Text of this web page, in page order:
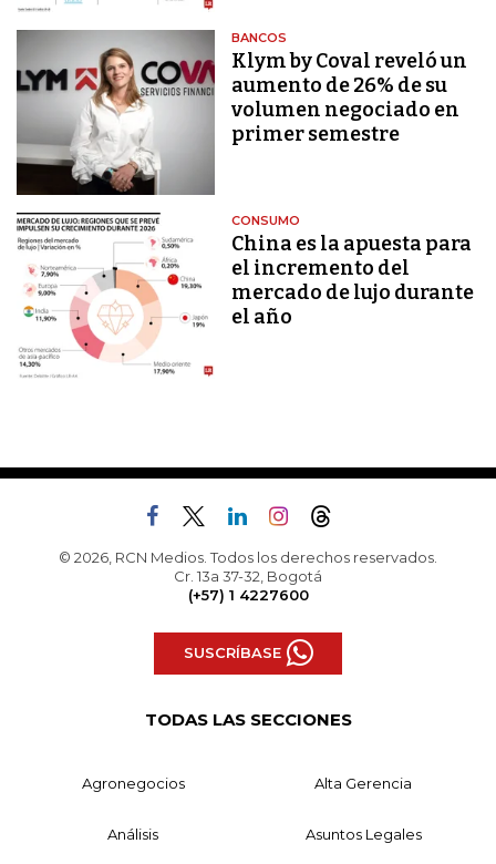
BANCOS
Klym by Coval reveló un
aumento de 26% de su
volumen negociado en
primer semestre
CONSUMO
China es la apuesta para
el incremento del
mercado de lujo durante
el año
© 2026, RCN Medios. Todos los derechos reservados.
Cr. 13a 37-32, Bogotá
(+57) 1 4227600
SUSCRÍBASE
TODAS LAS SECCIONES
Agronegocios Alta Gerencia
Análisis Asuntos Legales